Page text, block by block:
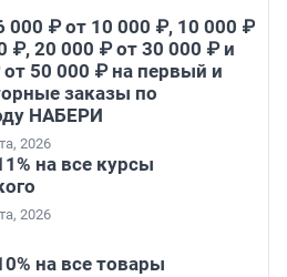
000 ₽ от 10 000 ₽, 10 000 ₽
₽, 20 000 ₽ от 30 000 ₽ и
50 000 ₽ на первый и
заказы по
НАБЕРИ
2026
на все курсы
2026
на все товары